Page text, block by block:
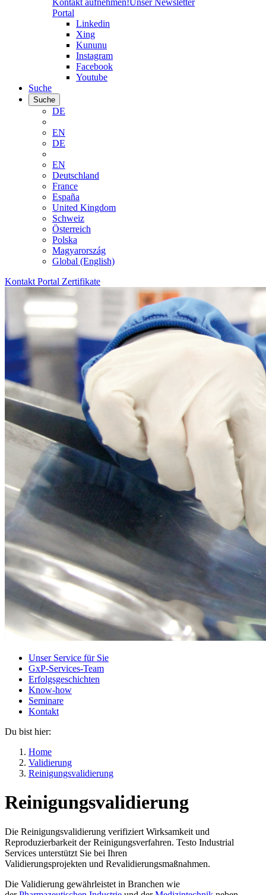
Kontakt aufnehmen!Unser Newsletter
Portal
Linkedin
Xing
Kununu
Instagram
Facebook
Youtube
Suche
Suche
DE
EN
DE
EN
Deutschland
France
España
United Kingdom
Schweiz
Österreich
Polska
Magyarország
Global (English)
Kontakt Portal Zertifikate
Unser Service für Sie
GxP-Services-Team
Erfolgsgeschichten
Know-how
Seminare
Kontakt
Du bist hier:
Home
Validierung
Reinigungsvalidierung
Reinigungsvalidierung
Die Reinigungsvalidierung verifiziert Wirksamkeit und
Reproduzierbarkeit der Reinigungsverfahren. Testo Industrial
Services unterstützt Sie bei Ihren
Validierungsprojekten und Revalidierungsmaßnahmen.
Die Validierung gewährleistet in Branchen wie